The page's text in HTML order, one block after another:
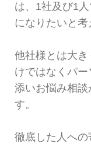
は、1社及び1
になりたいと考
他社様とは大
けではなくパ
添いお悩み相談
す。
徹底した人へ